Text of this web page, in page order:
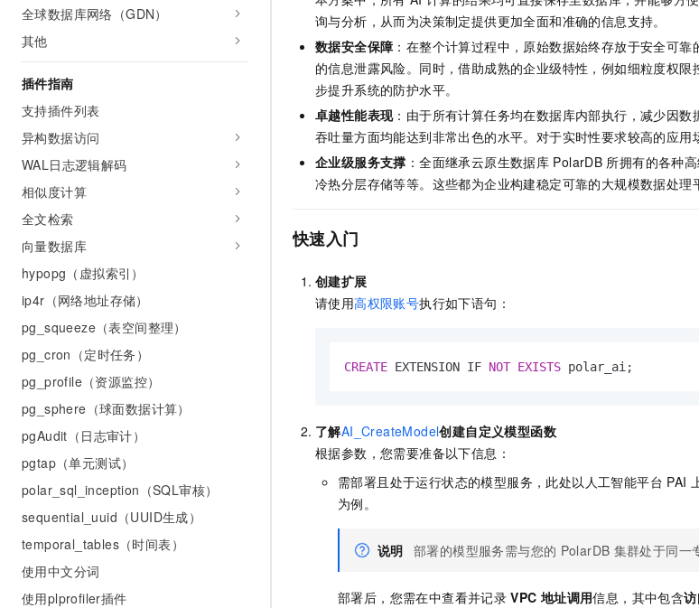
全球数据库网络（GDN）
其他
插件指南
支持插件列表
异构数据访问
WAL日志逻辑解码
相似度计算
全文检索
向量数据库
hypopg（虚拟索引）
ip4r（网络地址存储）
pg_squeeze（表空间整理）
pg_cron（定时任务）
pg_profile（资源监控）
pg_sphere（球面数据计算）
pgAudit（日志审计）
pgtap（单元测试）
polar_sql_inception（SQL审核）
sequential_uuid（UUID生成）
temporal_tables（时间表）
使用中文分词
使用plprofiler插件
询与分析，从而为决策制定提供更加全面和准确的信息支持。
数据安全保障 ：在整个计算过程中，原始数据始终存放于安全可
的信息泄露风险。同时，借助成熟的企业级特性，例如细粒度权
步提升系统的防护水平。
卓越性能表现：由于所有计算任务均在数据库内部执行，减少因
吞吐量方面均能达到非常出色的水平。对于实时性要求较高的应用
企业级服务支撑 ：全面继承云原生数据库 PolarDB 所拥有的各种
冷热分层存储等等。这些都为企业构建稳定可靠的大规模数据处理
快速入门
创建扩展
请使用高权限账号执行如下语句：
CREATE EXTENSION IF NOT EXISTS polar_ai;
了解AI_CreateModel创建自定义模型函数
根据参数，您需要准备以下信息：
需部署且处于运行状态的模型服务，此处以人工智能平台 PAI
为例。
说明 部署的模型服务需与您的 PolarDB 集群处于同一
部署后，您需在中查看并记录 VPC 地址调用信息，其中包含